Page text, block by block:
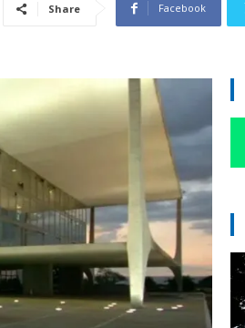
Share Facebook